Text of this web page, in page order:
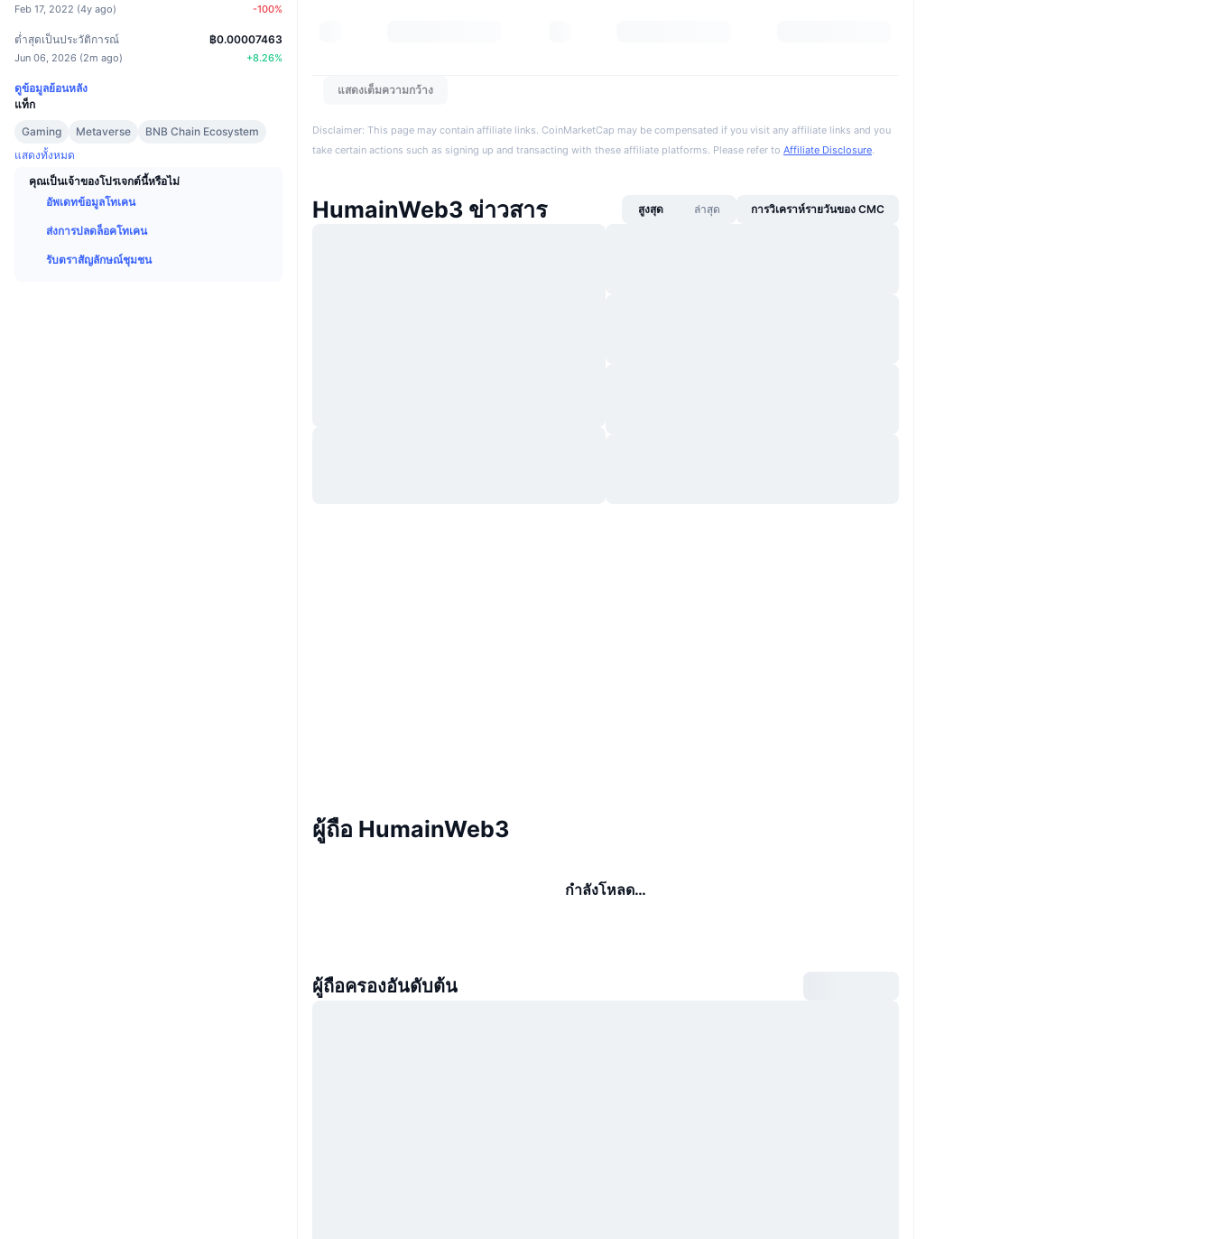
Feb 17, 2022 (4y ago) -100%
ต่ำสุดเป็นประวัติการณ์
Jun 06, 2026 (2m ago)
฿0.00007463
+8.26%
ดูข้อมูลย้อนหลัง
แท็ก
Gaming
Metaverse
BNB Chain Ecosystem
แสดงทั้งหมด
คุณเป็นเจ้าของโปรเจกต์นี้หรือไม่
อัพเดทข้อมูลโทเคน
ส่งการปลดล็อคโทเคน
รับตราสัญลักษณ์ชุมชน
แสดงเต็มความกว้าง
Disclaimer: This page may contain affiliate links. CoinMarketCap may be compensated if you visit any affiliate links and you
take certain actions such as signing up and transacting with these affiliate platforms. Please refer to Affiliate Disclosure.
HumainWeb3 ข่าวสาร สูงสุด ล่าสุด การวิเคราห์รายวันของ CMC
ผู้ถือ HumainWeb3
กำลังโหลด…
ผู้ถือครองอันดับต้น